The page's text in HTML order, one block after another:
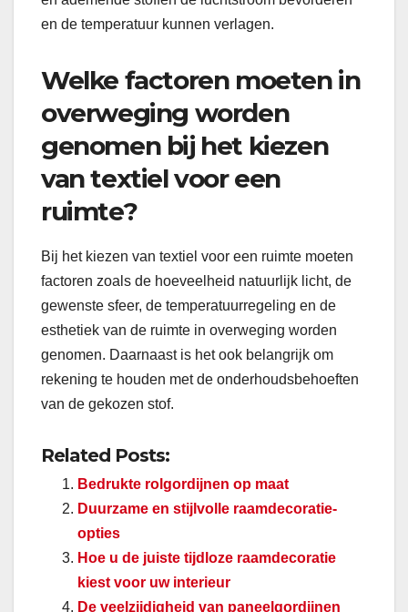
en de temperatuur kunnen verlagen.
Welke factoren moeten in
overweging worden
genomen bij het kiezen
van textiel voor een
ruimte?
Bij het kiezen van textiel voor een ruimte moeten
factoren zoals de hoeveelheid natuurlijk licht, de
gewenste sfeer, de temperatuurregeling en de
esthetiek van de ruimte in overweging worden
genomen. Daarnaast is het ook belangrijk om
rekening te houden met de onderhoudsbehoeften
van de gekozen stof.
Related Posts:
Bedrukte rolgordijnen op maat
Duurzame en stijlvolle raamdecoratie-
opties
Hoe u de juiste tijdloze raamdecoratie
kiest voor uw interieur
De veelzijdigheid van paneelgordijnen